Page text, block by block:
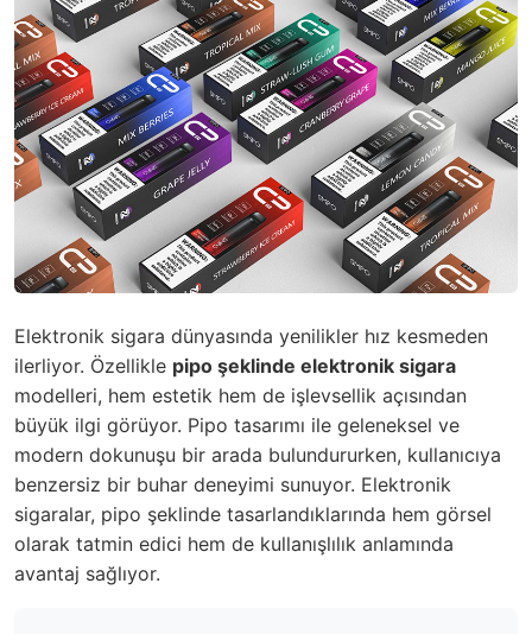
Elektronik sigara dünyasında yenilikler hız kesmeden
ilerliyor. Özellikle pipo şeklinde elektronik sigara
modelleri, hem estetik hem de işlevsellik açısından
büyük ilgi görüyor. Pipo tasarımı ile geleneksel ve
modern dokunuşu bir arada bulundururken, kullanıcıya
benzersiz bir buhar deneyimi sunuyor. Elektronik
sigaralar, pipo şeklinde tasarlandıklarında hem görsel
olarak tatmin edici hem de kullanışlılık anlamında
avantaj sağlıyor.